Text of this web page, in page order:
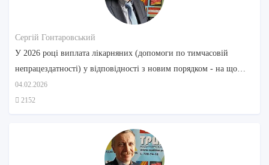
Сергій Гонтаровський
У 2026 році виплата лікарняних (допомоги по тимчасовій
непрацездатності) у відповідності з новим порядком - на що
звернути увагу
04.02.2026
2152